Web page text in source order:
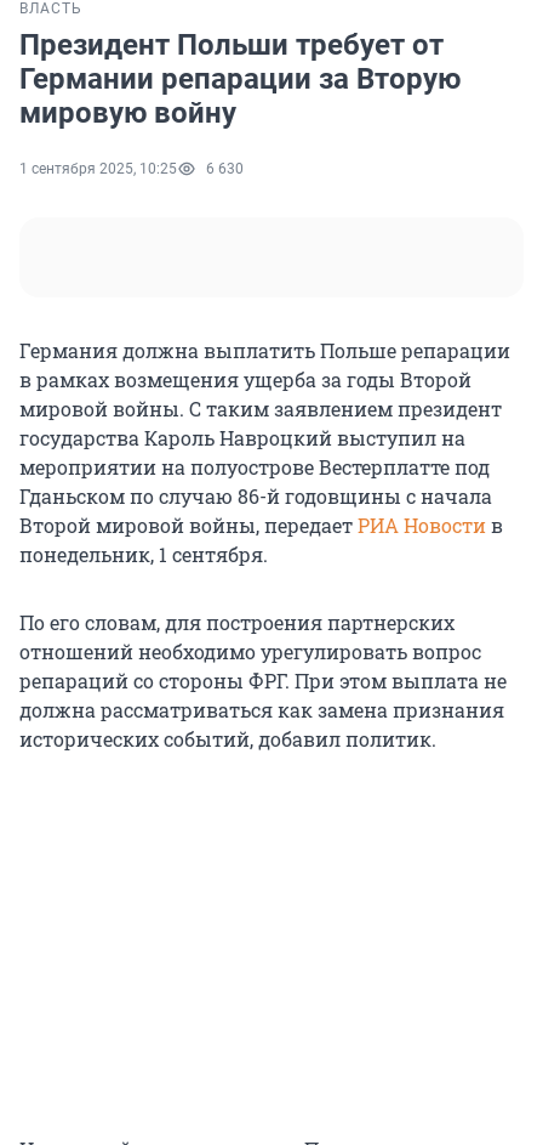
ВЛАСТЬ
Президент Польши требует от
Германии репарации за Вторую
мировую войну
1 сентября 2025, 10:25 6 630
Германия должна выплатить Польше репарации
в рамках возмещения ущерба за годы Второй
мировой войны. С таким заявлением президент
государства Кароль Навроцкий выступил на
мероприятии на полуострове Вестерплатте под
Гданьском по случаю 86-й годовщины с начала
Второй мировой войны, передаетРИА Новостив
понедельник, 1 сентября.
По его словам, для построения партнерских
отношений необходимо урегулировать вопрос
репараций со стороны ФРГ. При этом выплата не
должна рассматриваться как замена признания
исторических событий, добавил политик.